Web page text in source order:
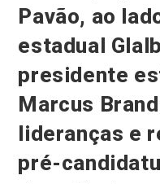
Pavão, ao
estadual
presidente
Marcus
lideranças e
pré-